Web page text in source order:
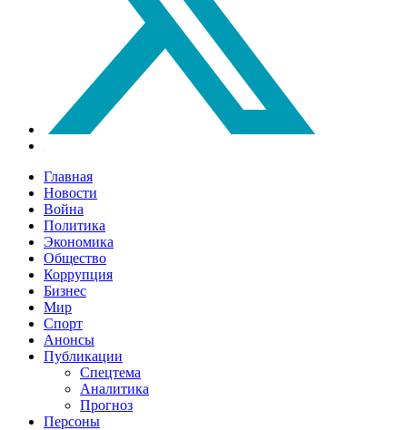
Главная
Новости
Война
Политика
Экономика
Общество
Коррупция
Бизнес
Мир
Спорт
Анонсы
Публикации
Спецтема
Аналитика
Прогноз
Персоны